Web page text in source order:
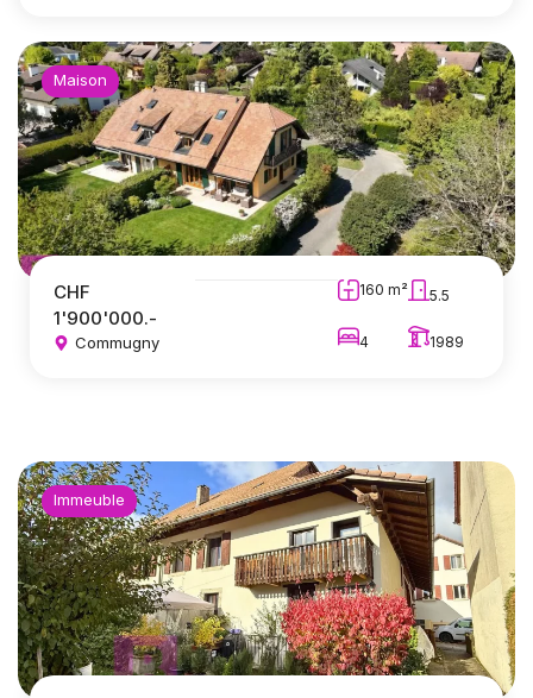
Maison
CHF
1'900'000.-
Commugny
160 m² 5.5
4 1989
Immeuble